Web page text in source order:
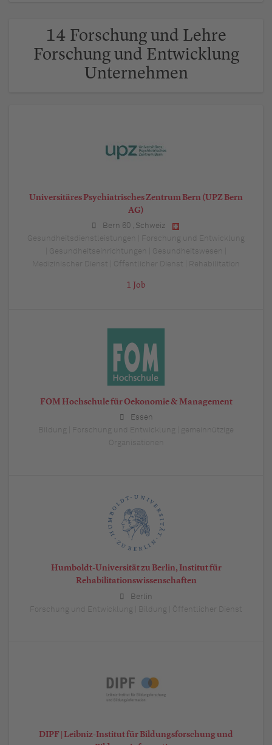
14 Forschung und Lehre
Forschung und Entwicklung
Unternehmen
Universitäres Psychiatrisches Zentrum Bern (UPZ Bern
AG)
Bern 60, Schweiz
Gesundheitsdienstleistungen | Forschung und Entwicklung
| Gesundheitseinrichtungen | Gesundheitswesen |
Medizinischer Dienst | Öffentlicher Dienst | Rehabilitation
1 Job
FOM Hochschule für Oekonomie & Management
Essen
Bildung | Forschung und Entwicklung | gemeinnützige
Organisationen
Humboldt-Universität zu Berlin, Institut für
Rehabilitationswissenschaften
Berlin
Forschung und Entwicklung | Bildung | Öffentlicher Dienst
DIPF | Leibniz-Institut für Bildungsforschung und